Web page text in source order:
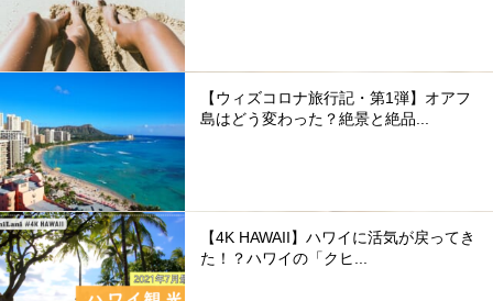
【ウィズコロナ旅行記・第1弾】オアフ
島はどう変わった？絶景と絶品...
【4K HAWAII】ハワイに活気が戻ってき
た！？ハワイの「クヒ...